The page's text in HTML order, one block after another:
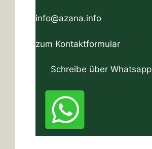
info@azana.info
zum Kontaktformular
Schreibe über Whatsapp